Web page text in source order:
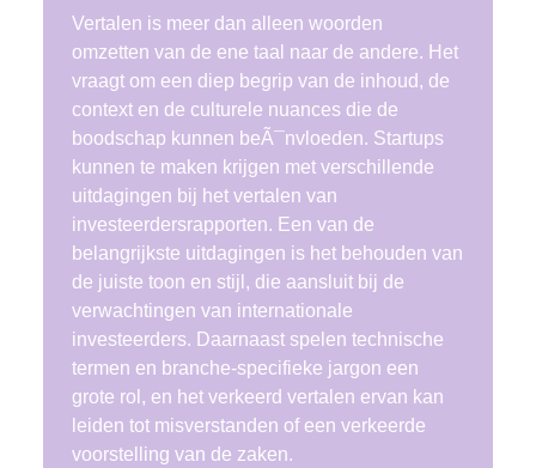
Vertalen is meer dan alleen woorden
omzetten van de ene taal naar de andere. Het
vraagt om een diep begrip van de inhoud, de
context en de culturele nuances die de
boodschap kunnen beÃ¯nvloeden. Startups
kunnen te maken krijgen met verschillende
uitdagingen bij het vertalen van
investeerdersrapporten. Een van de
belangrijkste uitdagingen is het behouden van
de juiste toon en stijl, die aansluit bij de
verwachtingen van internationale
investeerders. Daarnaast spelen technische
termen en branche-specifieke jargon een
grote rol, en het verkeerd vertalen ervan kan
leiden tot misverstanden of een verkeerde
voorstelling van de zaken.